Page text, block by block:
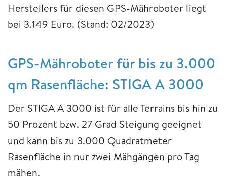
Herstellers für diesen GPS-Mähroboter liegt
bei 3.149 Euro. (Stand: 02/2023)
GPS-Mähroboter für bis zu 3.000
qm Rasenfläche: STIGA A 3000
Der STIGA A 3000 ist für alle Terrains bis hin zu
50 Prozent bzw. 27 Grad Steigung geeignet
und kann bis zu 3.000 Quadratmeter
Rasenfläche in nur zwei Mähgängen pro Tag
mähen.